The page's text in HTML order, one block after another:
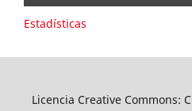
Estadísticas
Licencia Creative Commons: